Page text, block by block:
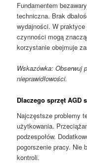
Fundamentem
techniczna. Brak
wydajności. W
czynności mogą
korzystanie obejmuje
Wskazówka: Obserwuj
nieprawidłowości.
Dlaczego sprzęt AGD
Najczęstsze problemy
użytkowania.
podzespołów.
pogorszenie pracy. Nie
kontroli.